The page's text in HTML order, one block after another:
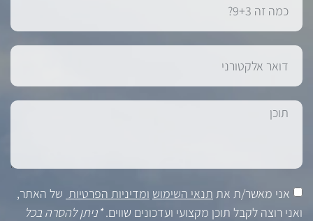
אני מאשר/ת את תנאי השימוש ומדיניות הפרטיות של האתר,
ואני רוצה לקבל תוכן מקצועי ועדכונים שווים.*ניתן להסרה בכל